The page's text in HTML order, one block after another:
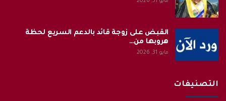
القبض على زوجة قائد بالدعم السريع لحظة
هروبها من…
مايو 31, 2026
التصنيفات